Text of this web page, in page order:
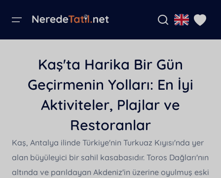
Menü
Bölgeler
Bölgeler
Antalya
Villa Seçenekleri
Villa Seçenekleri
Ekonomik Villalar
Sanal Tur İle Gezilebilen Villalar
Şehir İçinde Villalar
Lüks Villalar
Ultra Lüks Villalar
Tüm Kiralık Villalar
Kampanyalar
Blog
Kurumsal Sayfalar
Banka Hesaplarımız
Kiralama Sözleşmesi
Rezervasyon İptal Şartları
Katı İptal Şartı
Kaş'ta Harika Bir Gün
Geçirmenin Yolları: En İyi
Aktiviteler, Plajlar ve
Restoranlar
Kaş, Antalya ilinde Türkiye'nin Turkuaz Kıyısı'nda yer
alan büyüleyici bir sahil kasabasıdır. Toros Dağları'nın
altında ve parıldayan Akdeniz'in üzerine oyulmuş eski
Villa İsmi İle Ara
Dili Seçiniz
English
German
Favori Villalar
Henüz favori villa eklenmedi.